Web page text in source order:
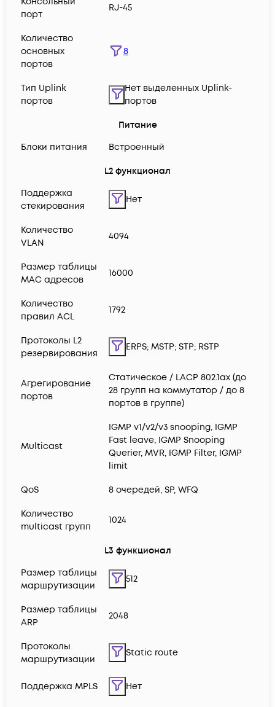
порт
RJ-45
Количество
основных
портов
8
Тип Uplink
портов
Нет выделенных Uplink-
портов
Питание
Блоки питания
Встроенный
L2 функционал
Поддержка
стекирования
Нет
Количество
VLAN
4094
Размер таблицы
MAC адресов
16000
Количество
правил ACL
1792
Протоколы L2
резервирования
ERPS; MSTP; STP; RSTP
Агрегирование
портов
Статическое / LACP 802.1ax (до
28 групп на коммутатор / до 8
портов в группе)
Multicast
IGMP v1/v2/v3 snooping, IGMP
Fast leave, IGMP Snooping
Querier, MVR, IGMP Filter, IGMP
limit
QoS 8 очередей, SP, WFQ
Количество
multicast групп
1024
L3 функционал
Размер таблицы
маршрутизации
512
Размер таблицы
ARP
2048
Протоколы
маршрутизации
Static route
Поддержка MPLS Нет